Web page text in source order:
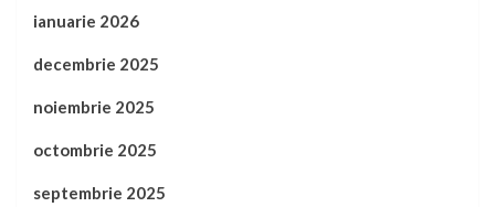
ianuarie 2026
decembrie 2025
noiembrie 2025
octombrie 2025
septembrie 2025